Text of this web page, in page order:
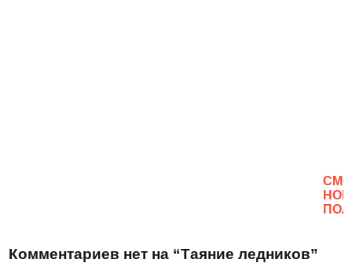
Комментариев нет на “Таяние ледников”